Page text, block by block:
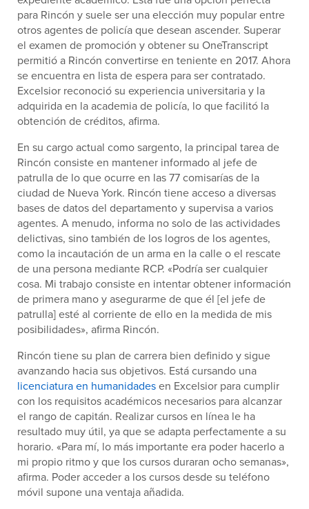
para Rincón y suele ser una elección muy popular entre
otros agentes de policía que desean ascender. Superar
el examen de promoción y obtener su OneTranscript
permitió a Rincón convertirse en teniente en 2017. Ahora
se encuentra en lista de espera para ser contratado.
Excelsior reconoció su experiencia universitaria y la
adquirida en la academia de policía, lo que facilitó la
obtención de créditos, afirma.
En su cargo actual como sargento, la principal tarea de
Rincón consiste en mantener informado al jefe de
patrulla de lo que ocurre en las 77 comisarías de la
ciudad de Nueva York. Rincón tiene acceso a diversas
bases de datos del departamento y supervisa a varios
agentes. A menudo, informa no solo de las actividades
delictivas, sino también de los logros de los agentes,
como la incautación de un arma en la calle o el rescate
de una persona mediante RCP. «Podría ser cualquier
cosa. Mi trabajo consiste en intentar obtener información
de primera mano y asegurarme de que él [el jefe de
patrulla] esté al corriente de ello en la medida de mis
posibilidades», afirma Rincón.
Rincón tiene su plan de carrera bien definido y sigue
avanzando hacia sus objetivos. Está cursando una
licenciatura en humanidadesen Excelsior para cumplir
con los requisitos académicos necesarios para alcanzar
el rango de capitán. Realizar cursos en línea le ha
resultado muy útil, ya que se adapta perfectamente a su
horario. «Para mí, lo más importante era poder hacerlo a
mi propio ritmo y que los cursos duraran ocho semanas»,
afirma. Poder acceder a los cursos desde su teléfono
móvil supone una ventaja añadida.